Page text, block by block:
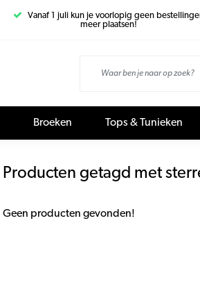
Vanaf 1 juli kun je voorlopig geen
meer plaatsen!
Broeken Tops & Tunieken
Producten getagd met
Geen producten gevonden!